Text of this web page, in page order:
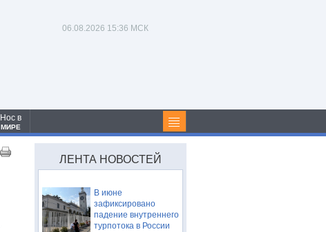
06.08.2026 15:36 МСК
Нос в
МИРЕ
ЛЕНТА НОВОСТЕЙ
В июне
зафиксировано
падение внутреннего
турпотока в России